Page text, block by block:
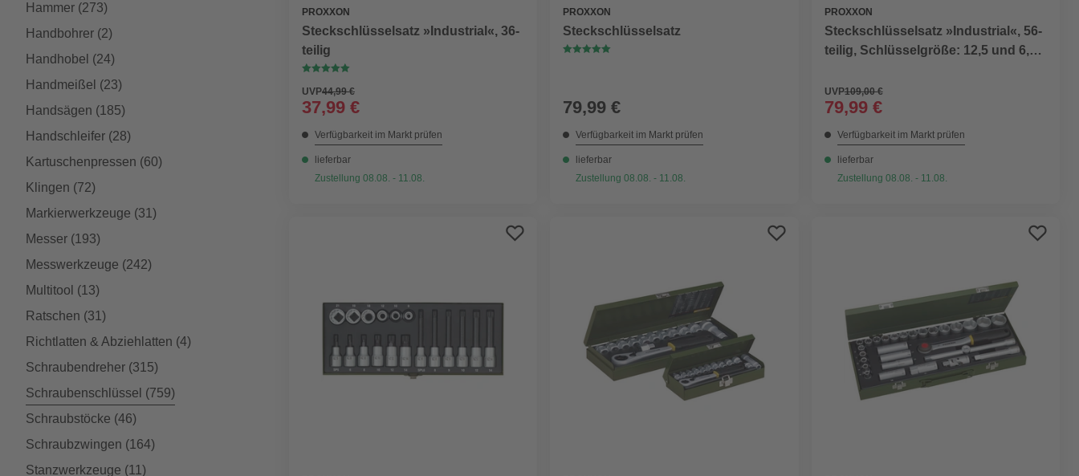
Hammer (273)
Handbohrer (2)
Handhobel (24)
Handmeißel (23)
Handsägen (185)
Handschleifer (28)
Kartuschenpressen (60)
Klingen (72)
Markierwerkzeuge (31)
Messer (193)
Messwerkzeuge (242)
Multitool (13)
Ratschen (31)
Richtlatten & Abziehlatten (4)
Schraubendreher (315)
Schraubenschlüssel (759)
Schraubstöcke (46)
Schraubzwingen (164)
Stanzwerkzeuge (11)
PROXXON
Steckschlüsselsatz »Industrial«, 36-
teilig
UVP44,99 €
37,99 €
Verfügbarkeit im Markt prüfen
lieferbar
Zustellung 08.08. - 11.08.
PROXXON
Steckschlüsselsatz
79,99 €
Verfügbarkeit im Markt prüfen
lieferbar
Zustellung 08.08. - 11.08.
PROXXON
Steckschlüsselsatz »Industrial«, 56-
teilig, Schlüsselgröße: 12,5 und 6,3
UVP109,00 €
79,99 €
Verfügbarkeit im Markt prüfen
lieferbar
Zustellung 08.08. - 11.08.